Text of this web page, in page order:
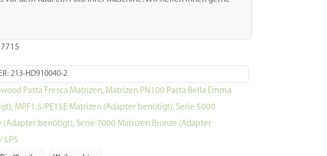
213-HD910040-2
Pasta Fresca Matrizen, Matrizen PN100 Pasta Bella Emma
, MPF1.5/PE15E Matrizen (Adapter benötigt), Serie 5000
(Adapter benötigt), Serie 7000 Matrizen Bronze (Adapter
LP5